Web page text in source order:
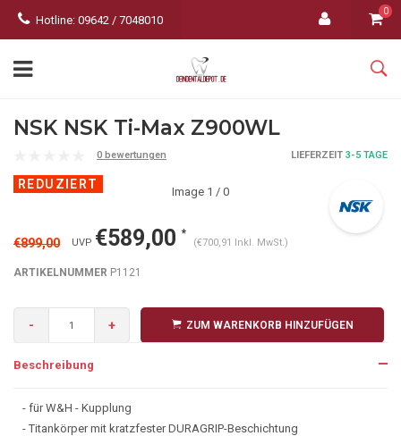
Hotline: 09642 / 7048010
0
NSK NSK Ti-Max Z900WL
0 bewertungen LIEFERZEIT 3-5 TAGE
REDUZIERT
Image 1 / 0
€899,00 UVP €589,00 *
(€700,91 Inkl. MwSt.)
ARTIKELNUMMER P1121
- + ZUM WARENKORB HINZUFÜGEN
Beschreibung
- für W&H - Kupplung
- Titankörper mit kratzfester DURAGRIP-Beschichtung